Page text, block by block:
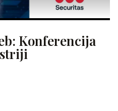
Konferencija